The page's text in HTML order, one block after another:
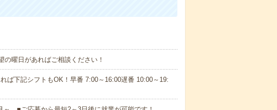
曜日があればご相談ください！
ば下記シフトもOK！早番 7:00～16:00遅番 10:00～19: